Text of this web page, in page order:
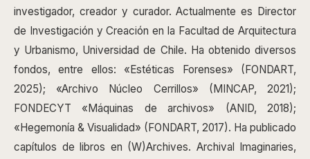
investigador, creador y curador. Actualmente es Director
de Investigación y Creación en la Facultad de Arquitectura
y Urbanismo, Universidad de Chile. Ha obtenido diversos
fondos, entre ellos: «Estéticas Forenses» (FONDART,
2025); «Archivo Núcleo Cerrillos» (MINCAP, 2021);
FONDECYT «Máquinas de archivos» (ANID, 2018);
«Hegemonía & Visualidad» (FONDART, 2017). Ha publicado
capítulos de libros en (W)Archives. Archival Imaginaries,